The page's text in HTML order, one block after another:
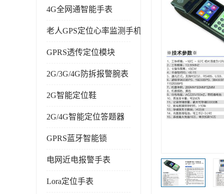
4G全网通智能手表
老人GPS定位心率监测手机
GPRS透传定位模块
2G/3G/4G防拆报警腕表
2G智能定位鞋
2G/4G智能定位答题器
GPRS蓝牙智能锁
电网近电报警手表
Lora定位手表